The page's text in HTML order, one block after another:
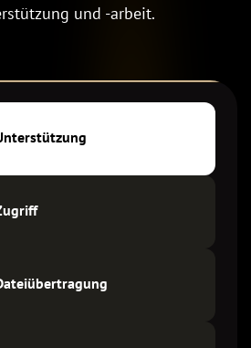
und -arbeit.